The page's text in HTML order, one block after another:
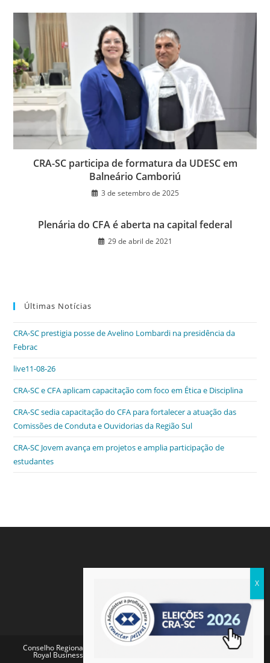
CRA-SC participa de formatura da UDESC em
Balneário Camboriú
3 de setembro de 2025
Plenária do CFA é aberta na capital federal
29 de abril de 2021
Últimas Notícias
CRA-SC prestigia posse de Avelino Lombardi na presidência da
Febrac
live11-08-26
CRA-SC e CFA aplicam capacitação com foco em Ética e Disciplina
CRA-SC sedia capacitação do CFA para fortalecer a atuação das
Comissões de Conduta e Ouvidorias da Região Sul
CRA-SC Jovem avança em projetos e amplia participação de
estudantes
Conselho Regional de Administração de Santa Catarina - Endereço:
Royal Business Center - Av. Pref. Osmar Cunha, 260 - Centro,